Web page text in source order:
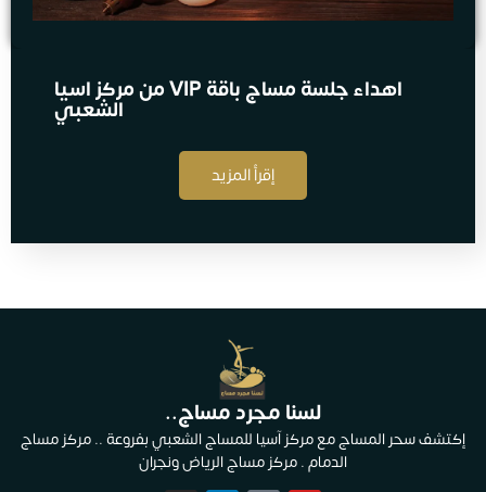
اهداء جلسة مساج​ باقة VIP من مركز اسيا
الشعبي
إقرأ المزيد
لسنا مجرد مساج..
إكتشف سحر المساج مع مركز آسيا للمساج الشعبي بفروعة .. مركز مساج
الدمام . مركز مساج الرياض ونجران